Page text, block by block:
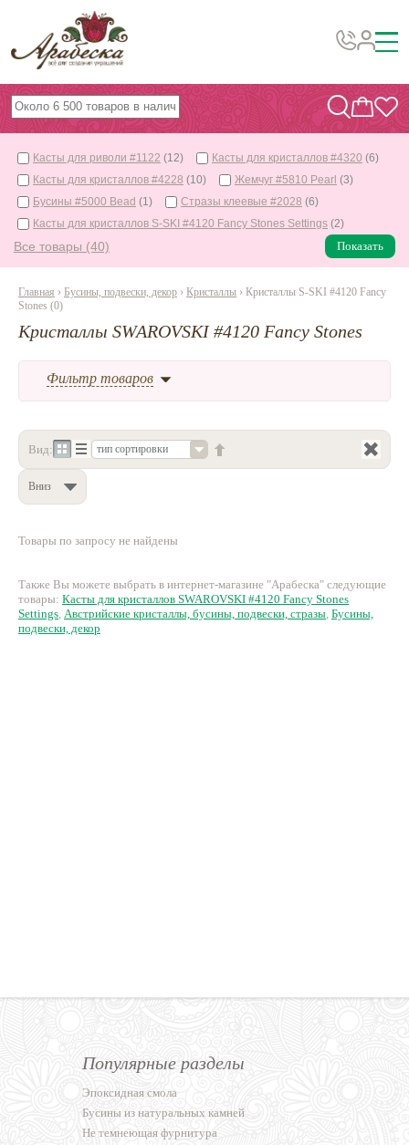
Бусины, подвески, декор
Бисер
Вышивка украшений
Фурнитура
Проволока
Инструменты и материалы
Эпоксидная смола
Шнуры, ленты, нитки
По темам и сезонам
Бисер TOHO
Нетемнеющая фурнитура
Всё для вышивки
Проволока
Натуральные камни
Новинки!
Касты для риволи #1122 (12) Касты для кристаллов #4320 (6)
Касты для кристаллов #4228 (10) Жемчуг #5810 Pearl (3)
Бусины #5000 Bead (1) Стразы клеевые #2028 (6)
Касты для кристаллов S-SKI #4120 Fancy Stones Settings (2)
Все товары (40) Показать
Главная › Бусины, подвески, декор › Кристаллы › Кристаллы S-SKI #4120 Fancy
Stones (0)
Кристаллы SWAROVSKI #4120 Fancy Stones
Фильтр товаров
Вид: тип сортировки
Вниз
Товары по запросу не найдены
Также Вы можете выбрать в интернет-магазине "Арабеска" следующие
товары: Касты для кристаллов SWAROVSKI #4120 Fancy Stones
Settings, Австрийские кристаллы, бусины, подвески, стразы, Бусины,
подвески, декор
Популярные разделы
Эпоксидная смола
Бусины из натуральных камней
Не темнеющая фурнитура